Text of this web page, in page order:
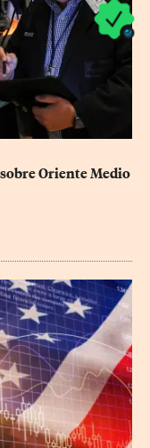
Oriente Medio